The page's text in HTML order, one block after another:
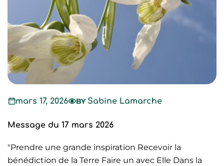
mars 17, 2026 BY Sabine Lamarche
Message du 17 mars 2026
"Prendre une grande inspiration Recevoir la
bénédiction de la Terre Faire un avec Elle Dans la